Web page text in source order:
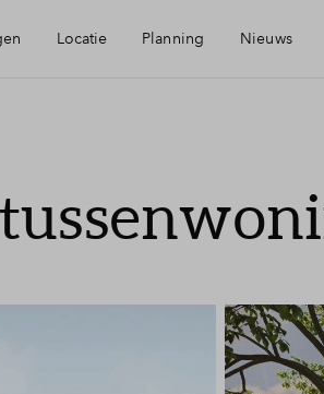
Locatie
Voorzieningen
Planning Nieuws